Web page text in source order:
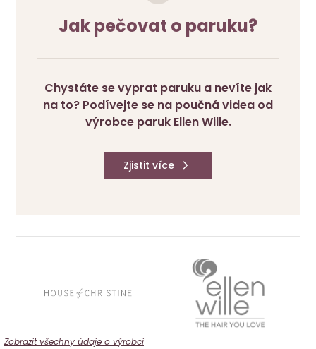
Zobrazit všechny údaje o výrobci
Jak pečovat o paruku?
Chystáte se vyprat paruku a nevíte jak
na to? Podívejte se na poučná videa od
výrobce paruk Ellen Wille.
Zjistit více